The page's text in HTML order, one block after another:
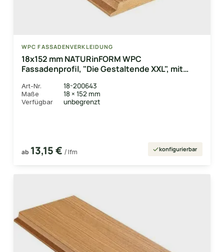
WPC FASSADENVERKLEIDUNG
18x152 mm NATURinFORM WPC
Fassadenprofil, "Die Gestaltende XXL", mit
Deckmaß: 148mm
Art-Nr. 18-200643
Maße 18 × 152 mm
Verfügbar unbegrenzt
ab 13,15 € / lfm konfigurierbar